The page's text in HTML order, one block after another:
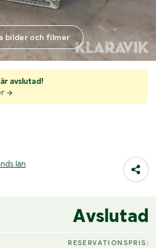
avslutad!
län
bilder och filmer
Avslutad
RESERVATIONSPRIS: